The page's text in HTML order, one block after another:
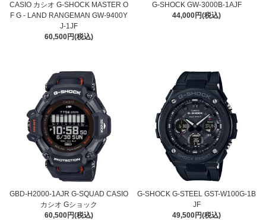
CASIO カシオ G-SHOCK MASTER O
F G - LAND RANGEMAN GW-9400Y
J-1JF
60,500円(税込)
G-SHOCK GW-3000B-1AJF
44,000円(税込)
GBD-H2000-1AJR G-SQUAD CASIO
カシオ Gショック
60,500円(税込)
G-SHOCK G-STEEL GST-W100G-1B
JF
49,500円(税込)